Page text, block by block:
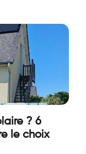
? 6
le choix